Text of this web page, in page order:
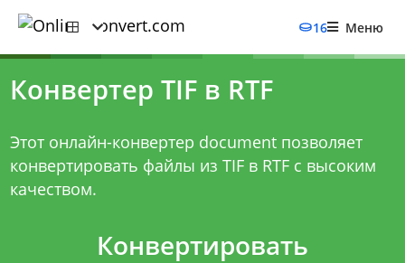
16 Меню
Конвертер TIF в RTF
Этот онлайн-конвертер document позволяет
конвертировать файлы из TIF в RTF с высоким
качеством.
Конвертировать